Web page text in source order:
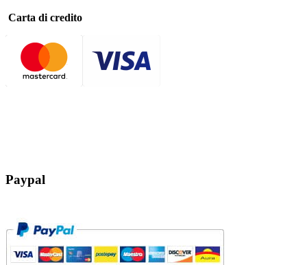
Carta di credito
Paypal